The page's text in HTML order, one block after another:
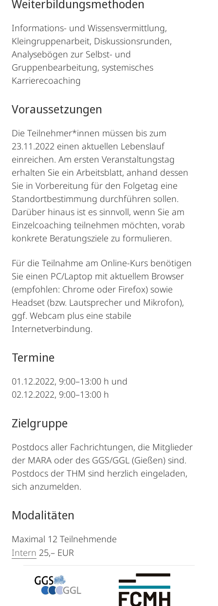
Weiterbildungsmethoden
Informations- und Wissensvermittlung,
Kleingruppenarbeit, Diskussionsrunden,
Analysebögen zur Selbst- und
Gruppenbearbeitung, systemisches
Karrierecoaching
Voraussetzungen
Die Teilnehmer*innen müssen bis zum
23.11.2022 einen aktuellen Lebenslauf
einreichen. Am ersten Veranstaltungstag
erhalten Sie ein Arbeitsblatt, anhand dessen
Sie in Vorbereitung für den Folgetag eine
Standortbestimmung durchführen sollen.
Darüber hinaus ist es sinnvoll, wenn Sie am
Einzelcoaching teilnehmen möchten, vorab
konkrete Beratungsziele zu formulieren.
Für die Teilnahme am Online-Kurs benötigen
Sie einen PC/Laptop mit aktuellem Browser
(empfohlen: Chrome oder Firefox) sowie
Headset (bzw. Lautsprecher und Mikrofon),
ggf. Webcam plus eine stabile
Internetverbindung.
Termine
01.12.2022, 9:00–13:00 h und
02.12.2022, 9:00–13:00 h
Zielgruppe
Postdocs aller Fachrichtungen, die Mitglieder
der MARA oder des GGS/GGL (Gießen) sind.
Postdocs der THM sind herzlich eingeladen,
sich anzumelden.
Modalitäten
Maximal 12 Teilnehmende
Intern 25,– EUR